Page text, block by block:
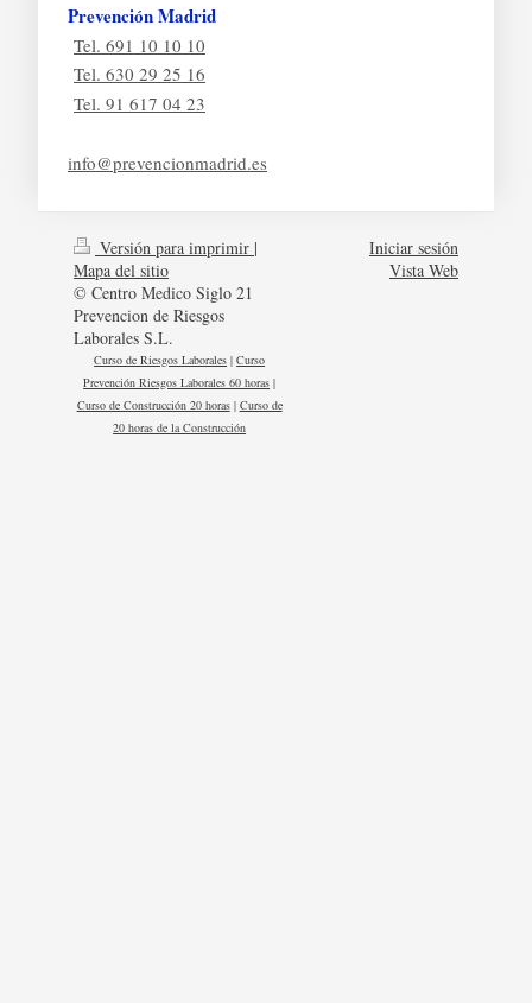
Prevención Madrid
Tel. 691 10 10 10
Tel. 630 29 25 16
Tel. 91 617 04 23
info@prevencionmadrid.es
Versión para imprimir |
Mapa del sitio
© Centro Medico Siglo 21
Prevencion de Riesgos
Laborales S.L.
Curso de Riesgos Laborales |Curso
Prevención Riesgos Laborales 60 horas |
Curso de Construcción 20 horas| Curso de
20 horas de la Construcción
Iniciar sesión
Vista Web